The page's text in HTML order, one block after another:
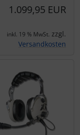
1.099,95 EUR
inkl. 19 % MwSt. zzgl.
Versandkosten